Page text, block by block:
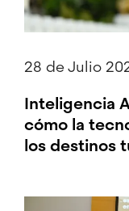
28 de Julio
Inteligencia
cómo la
los destinos